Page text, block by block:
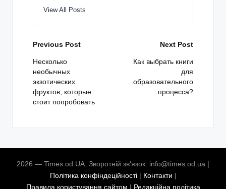
View All Posts
Post
navigation
Previous Post
Несколько
необычных
экзотических
фруктов, которые
стоит попробовать
Next Post
Как выбрать книги
для
образовательного
процесса?
2026 — Times.od.UA. Зворотній зв'язок: info@times.od.ua |
Політика конфіндеційності| Контакти
Правила користування сайтом
Редакційна політика